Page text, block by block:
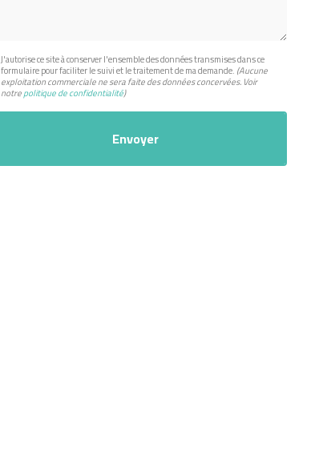
J'autorise ce site à conserver l'ensemble des données transmises dans ce
formulaire pour faciliter le suivi et le traitement de ma demande. (Aucune
exploitation commerciale ne sera faite des données concervées. Voir
notrepolitique de confidentialité)